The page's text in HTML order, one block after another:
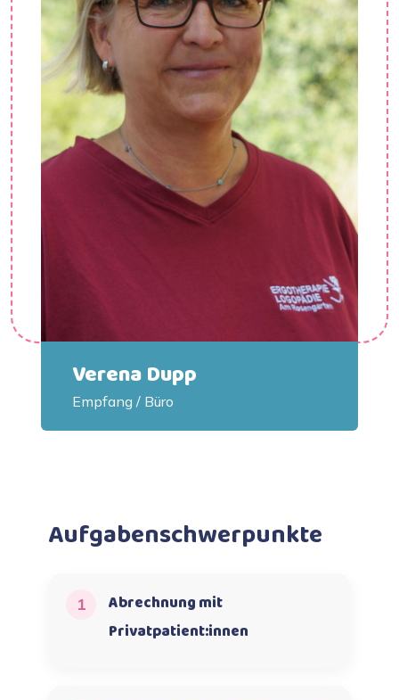
Verena Dupp
Empfang / Büro
Aufgabenschwerpunkte
1
Abrechnung mit
Privatpatient:innen